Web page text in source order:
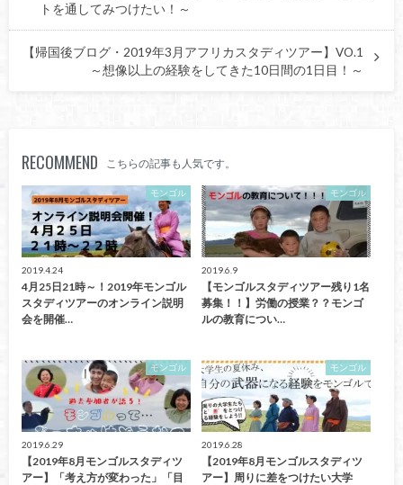
トを通してみつけたい！～
【帰国後ブログ・2019年3月アフリカスタディツアー】VO.1
～想像以上の経験をしてきた10日間の1日目！～
RECOMMEND こちらの記事も人気です。
モンゴル
2019.4.24
4月25日21時～！2019年モンゴル
スタディツアーのオンライン説明
会を開催…
モンゴル
2019.6.9
【モンゴルスタディツアー残り1名
募集！！】労働の授業？？モンゴ
ルの教育につい…
モンゴル
2019.6.29
【2019年8月モンゴルスタディツ
アー】「考え方が変わった」「目
モンゴル
2019.6.28
【2019年8月モンゴルスタディツ
アー】周りに差をつけたい大学